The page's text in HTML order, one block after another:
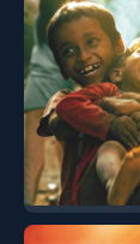
comme une
elle
des ponts
l’âme ?
biochimie et